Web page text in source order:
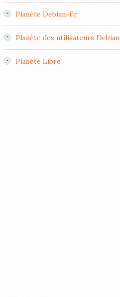
Planète Debian-Fr
Planète des utilisateurs Debian
Planète Libre